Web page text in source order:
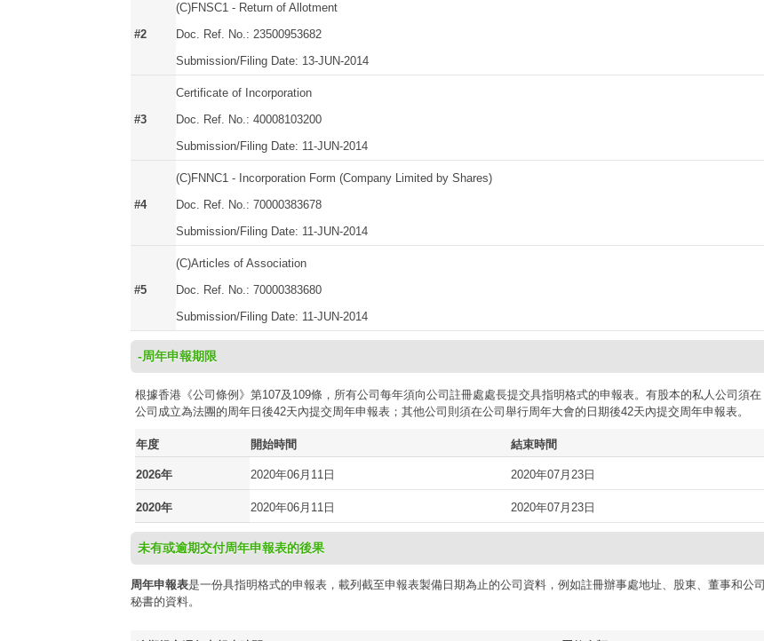
#2
(C)FNSC1 - Return of Allotment
Doc. Ref. No.: 23500953682
Submission/Filing Date: 13-JUN-2014
#3
Certificate of Incorporation
Doc. Ref. No.: 40008103200
Submission/Filing Date: 11-JUN-2014
#4
(C)FNNC1 - Incorporation Form (Company Limited by Shares)
Doc. Ref. No.: 70000383678
Submission/Filing Date: 11-JUN-2014
#5
(C)Articles of Association
Doc. Ref. No.: 70000383680
Submission/Filing Date: 11-JUN-2014
-周年申報期限
根據香港《公司條例》第107及109條，所有公司每年須向公司註冊處處長提交具指明格式的申報表。有股本的私人公司須在
公司成立為法團的周年日後42天內提交周年申報表；其他公司則須在公司舉行周年大會的日期後42天內提交周年申報表。
年度 開始時間 結束時間
2026年 2020年06月11日 2020年07月23日
2020年 2020年06月11日 2020年07月23日
未有或逾期交付周年申報表的後果
周年申報表是一份具指明格式的申報表，載列截至申報表製備日期為止的公司資料，例如註冊辦事處地址、股東、董事和公司
秘書的資料。